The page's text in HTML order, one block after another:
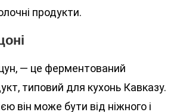
продукти.
— це ферментований
типовий для кухонь Кавказу.
він може бути від ніжного і